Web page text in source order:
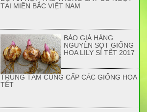
TẠI MIỀN BẮC VIỆT NAM
BÁO GIÁ HÀNG
NGUYÊN SỌT GIỐNG
HOA LILY SỈ TẾT 2017
TRUNG TÂM CUNG CẤP CÁC GIỐNG HOA
TẾT